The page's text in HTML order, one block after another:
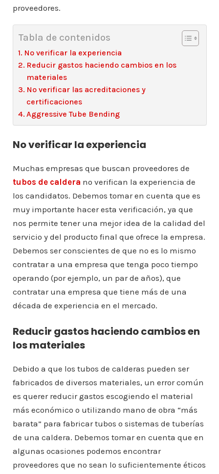
proveedores.
Tabla de contenidos
No verificar la experiencia
Reducir gastos haciendo cambios en los
materiales
No verificar las acreditaciones y
certificaciones
Aggressive Tube Bending
No verificar la experiencia
Muchas empresas que buscan proveedores de
tubos de caldera no verifican la experiencia de
los candidatos. Debemos tomar en cuenta que es
muy importante hacer esta verificación, ya que
nos permite tener una mejor idea de la calidad del
servicio y del producto final que ofrece la empresa.
Debemos ser conscientes de que no es lo mismo
contratar a una empresa que tenga poco tiempo
operando (por ejemplo, un par de años), que
contratar una empresa que tiene más de una
década de experiencia en el mercado.
Reducir gastos haciendo cambios en
los materiales
Debido a que los tubos de calderas pueden ser
fabricados de diversos materiales, un error común
es querer reducir gastos escogiendo el material
más económico o utilizando mano de obra “más
barata” para fabricar tubos o sistemas de tuberías
de una caldera. Debemos tomar en cuenta que en
algunas ocasiones podemos encontrar
proveedores que no sean lo suficientemente éticos